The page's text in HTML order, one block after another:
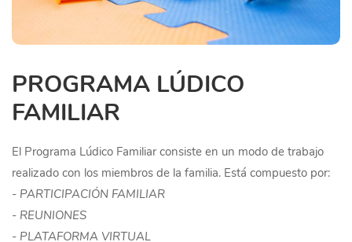
PROGRAMA LÚDICO
FAMILIAR
El Programa Lúdico Familiar consiste en un modo de trabajo
realizado con los miembros de la familia. Está compuesto por:
- PARTICIPACIÓN FAMILIAR
- REUNIONES
- PLATAFORMA VIRTUAL